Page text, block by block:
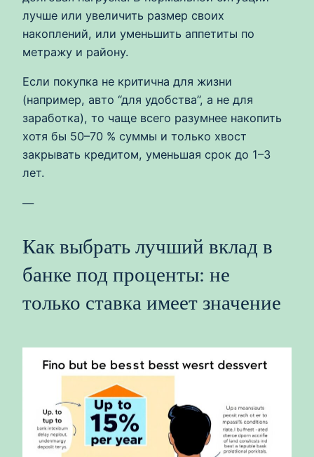
лучше или увеличить размер своих
накоплений, или уменьшить аппетиты по
метражу и району.
Если покупка не критична для жизни
(например, авто “для удобства”, а не для
заработка), то чаще всего разумнее накопить
хотя бы 50–70 % суммы и только хвост
закрывать кредитом, уменьшая срок до 1–3
лет.
—
Как выбрать лучший вклад в
банке под проценты: не
только ставка имеет значение